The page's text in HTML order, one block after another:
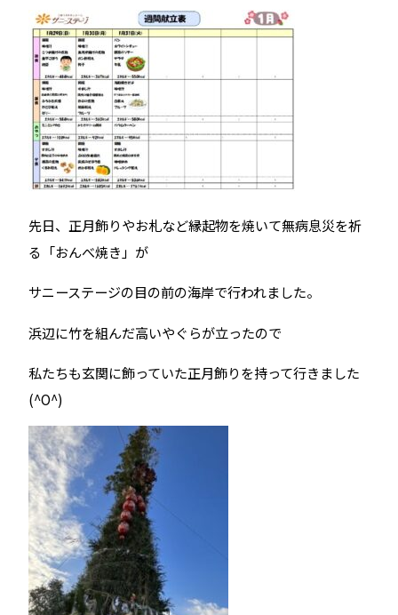
先日、正月飾りやお札など縁起物を焼いて無病息災を祈
る「おんべ焼き」が
サニーステージの目の前の海岸で行われました。
浜辺に竹を組んだ高いやぐらが立ったので
私たちも玄関に飾っていた正月飾りを持って行きました
(^O^)